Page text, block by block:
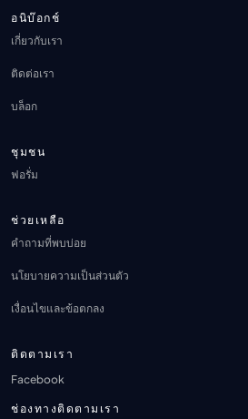
อนิบ๊อกช์
เกี่ยวกับเรา
ติดต่อเรา
บล็อก
ชุมชน
ฟอรั่ม
ช่วยเหลือ
คำถามที่พบบ่อย
นโยบายความเป็นส่วนตัว
เงื่อนไขและข้อตกลง
ติดตามเรา
Facebook
ช่องทางติดตามเรา